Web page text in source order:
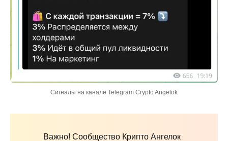
Сигналы на канале Telegram Crypto Angelok
Важно! Сообщество Крипто Ангелок